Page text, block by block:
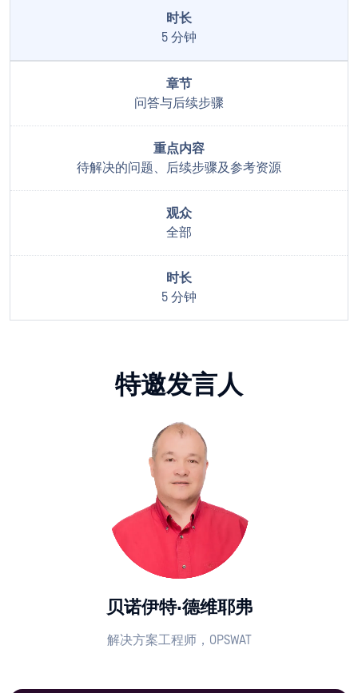
5 分钟
问答与后续步骤
待解决的问题、后续步骤及参考资源
全部
5 分钟
特邀发言人
贝诺伊特·德维耶弗
解决方案工程师，OPSWAT